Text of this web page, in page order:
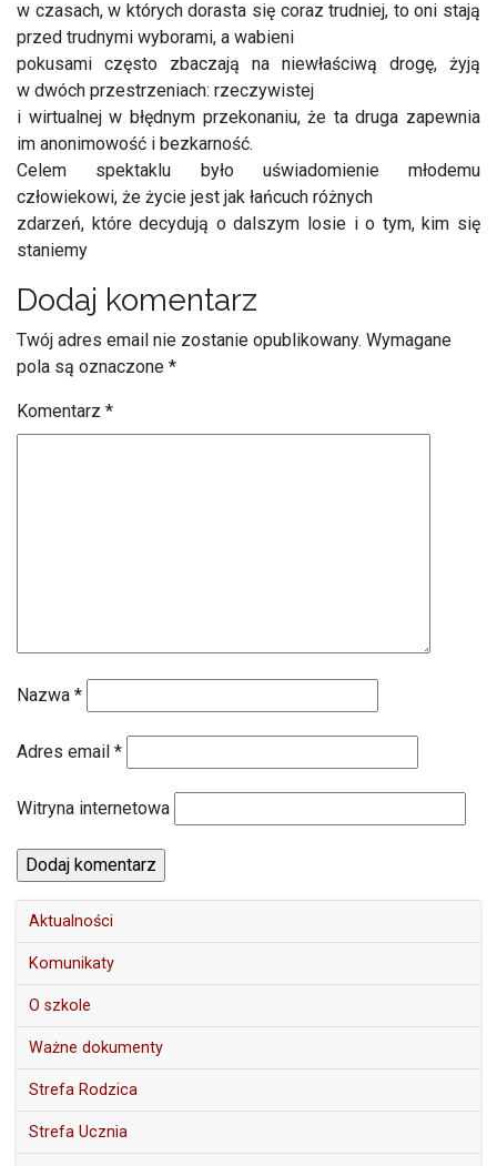
w czasach, w których dorasta się coraz trudniej, to oni stają
przed trudnymi wyborami, a wabieni
pokusami często zbaczają na niewłaściwą drogę, żyją
w dwóch przestrzeniach: rzeczywistej
i wirtualnej w błędnym przekonaniu, że ta druga zapewnia
im anonimowość i bezkarność.
Celem spektaklu było uświadomienie młodemu
człowiekowi, że życie jest jak łańcuch różnych
zdarzeń, które decydują o dalszym losie i o tym, kim się
staniemy
Dodaj komentarz
Twój adres email nie zostanie opublikowany. Wymagane
pola są oznaczone *
Komentarz *
Nazwa *
Adres email *
Witryna internetowa
Aktualności
Komunikaty
O szkole
Ważne dokumenty
Strefa Rodzica
Strefa Ucznia